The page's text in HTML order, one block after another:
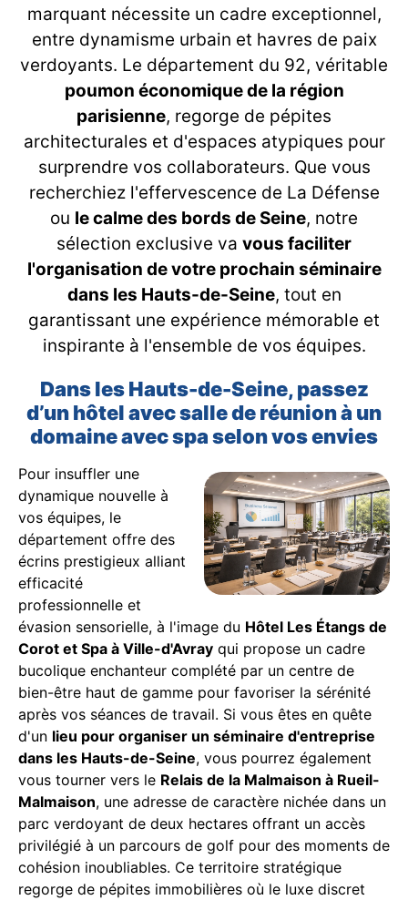
marquant nécessite un cadre exceptionnel,
entre dynamisme urbain et havres de paix
verdoyants. Le département du 92, véritable
poumon économique de la région
parisienne, regorge de pépites
architecturales et d'espaces atypiques pour
surprendre vos collaborateurs. Que vous
recherchiez l'effervescence de La Défense
ou le calme des bords de Seine, notre
sélection exclusive va vous faciliter
l'organisation de votre prochain séminaire
dans les Hauts-de-Seine, tout en
garantissant une expérience mémorable et
inspirante à l'ensemble de vos équipes.
Dans les Hauts-de-Seine, passez
d’un hôtel avec salle de réunion à un
domaine avec spa selon vos envies
Pour insuffler une
dynamique nouvelle à
vos équipes, le
département offre des
écrins prestigieux alliant
efficacité
professionnelle et
évasion sensorielle, à l'image du Hôtel Les Étangs de
Corot et Spa à Ville-d'Avray qui propose un cadre
bucolique enchanteur complété par un centre de
bien-être haut de gamme pour favoriser la sérénité
après vos séances de travail. Si vous êtes en quête
d'un lieu pour organiser un séminaire d'entreprise
dans les Hauts-de-Seine, vous pourrez également
vous tourner vers le Relais de la Malmaison à Rueil-
Malmaison, une adresse de caractère nichée dans un
parc verdoyant de deux hectares offrant un accès
privilégié à un parcours de golf pour des moments de
cohésion inoubliables. Ce territoire stratégique
regorge de pépites immobilières où le luxe discret